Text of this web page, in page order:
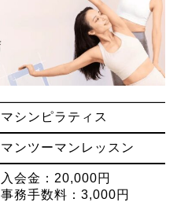
マシンピラティス
マンツーマンレッスン
入会金：20,000円
事務手数料：3,000円